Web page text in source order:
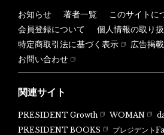
お知らせ 著者一覧
このサイトに
会員登録について
個人情報の取り
特定商取引法に基づく表示
広告掲載
お問い合わせ
関連サイト
PRESIDENT Growth WOMAN
PRESIDENT BOOKS
プレジデント